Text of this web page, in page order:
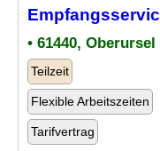
• 61440, Oberursel
Teilzeit
Flexible Arbeitszeiten
Tarifvertrag